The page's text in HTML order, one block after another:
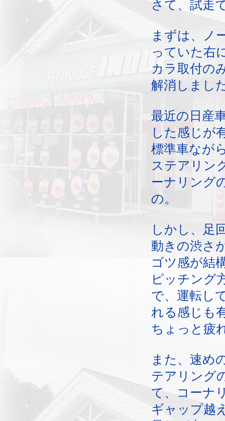
さて、試走
まずは、ノ
っていた右
カラ取付の
解消しまし
最近の日産
した感じが
標準車なが
ステアリン
ーナリング
の。
しかし、足
動きの渋さ
ゴツ感が結
ピッチング
で、運転し
れる感じも
ちょっと疲
また、速め
テアリング
て、コーナ
ギャップ越